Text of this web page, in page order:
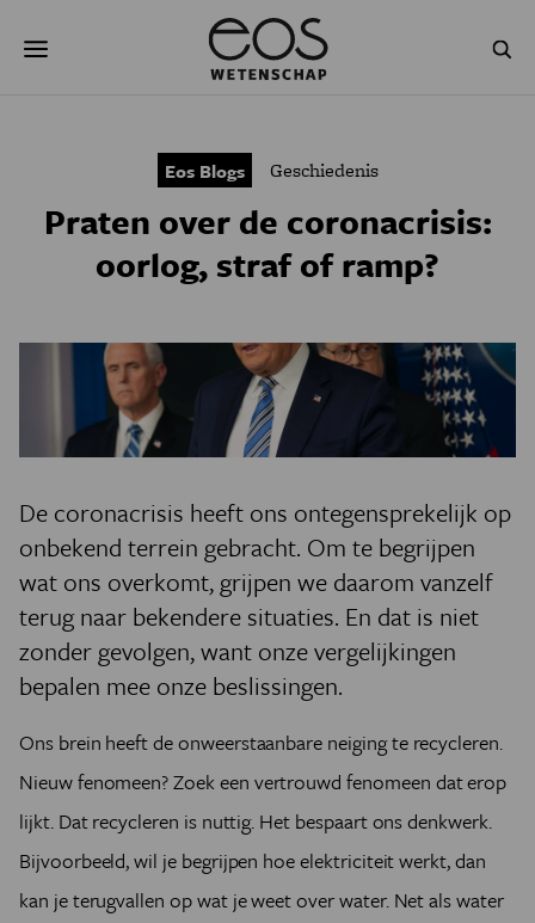
naar
GEZONDHEID
PODCAST AGENDA
JONGE UITDAGERS
Eos Blogs Geschiedenis
Praten over de coronacrisis:
oorlog, straf of ramp?
De coronacrisis heeft ons ontegensprekelijk op
onbekend terrein gebracht. Om te begrijpen
wat ons overkomt, grijpen we daarom vanzelf
terug naar bekendere situaties. En dat is niet
zonder gevolgen, want onze vergelijkingen
bepalen mee onze beslissingen.
Ons brein heeft de onweerstaanbare neiging te recycleren.
Nieuw fenomeen? Zoek een vertrouwd fenomeen dat erop
lijkt. Dat recycleren is nuttig. Het bespaart ons denkwerk.
Bijvoorbeeld, wil je begrijpen hoe elektriciteit werkt, dan
kan je terugvallen op wat je weet over water. Net als water